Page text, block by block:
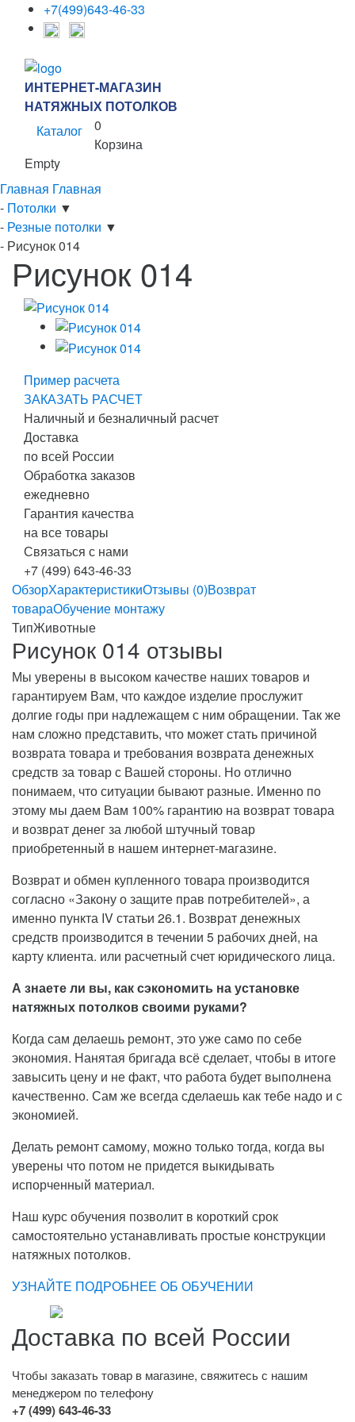
+7(499)643-46-33
ИНТЕРНЕТ-МАГАЗИН
НАТЯЖНЫХ ПОТОЛКОВ
Каталог
0
Корзина
Empty
Главная Главная
- Потолки ▼
- Резные потолки ▼
- Рисунок 014
Рисунок 014
Пример расчета
ЗАКАЗАТЬ РАСЧЕТ
Наличный и безналичный расчет
Доставка
по всей России
Обработка заказов
ежедневно
Гарантия качества
на все товары
Связаться с нами
+7 (499) 643-46-33
ОбзорХарактеристикиОтзывы (0)Возврат
товараОбучение монтажу
ТипЖивотные
Рисунок 014 отзывы
Мы уверены в высоком качестве наших товаров и
гарантируем Вам, что каждое изделие прослужит
долгие годы при надлежащем с ним обращении. Так же
нам сложно представить, что может стать причиной
возврата товара и требования возврата денежных
средств за товар с Вашей стороны. Но отлично
понимаем, что ситуации бывают разные. Именно по
этому мы даем Вам 100% гарантию на возврат товара
и возврат денег за любой штучный товар
приобретенный в нашем интернет-магазине.
Возврат и обмен купленного товара производится
согласно «Закону о защите прав потребителей», а
именно пункта IV статьи 26.1. Возврат денежных
средств производится в течении 5 рабочих дней, на
карту клиента. или расчетный счет юридического лица.
А знаете ли вы, как сэкономить на установке
натяжных потолков своими руками?
Когда сам делаешь ремонт, это уже само по себе
экономия. Нанятая бригада всё сделает, чтобы в итоге
завысить цену и не факт, что работа будет выполнена
качественно. Сам же всегда сделаешь как тебе надо и с
экономией.
Делать ремонт самому, можно только тогда, когда вы
уверены что потом не придется выкидывать
испорченный материал.
Наш курс обучения позволит в короткий срок
самостоятельно устанавливать простые конструкции
натяжных потолков.
УЗНАЙТЕ ПОДРОБНЕЕ ОБ ОБУЧЕНИИ
Доставка по всей России
Чтобы заказать товар в магазине, свяжитесь с нашим
менеджером по телефону
+7 (499) 643-46-33